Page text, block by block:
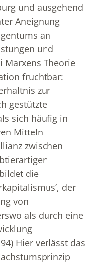
und ausgehend
Aneignung
an
und
Marxens Theorie
fruchtbar:
zur
gestützte
sich häufig in
Mitteln
zwischen
die
der
von
als durch eine
Hier verlässt das